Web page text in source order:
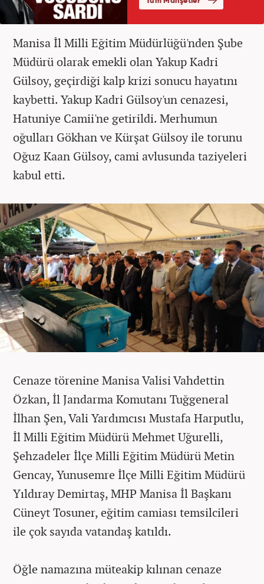
Manisa İl Milli Eğitim Müdürlüğü'nden Şube
Müdürü olarak emekli olan Yakup Kadri
Gülsoy, geçirdiği kalp krizi sonucu hayatını
kaybetti. Yakup Kadri Gülsoy'un cenazesi,
Hatuniye Camii'ne getirildi. Merhumun
oğulları Gökhan ve Kürşat Gülsoy ile torunu
Oğuz Kaan Gülsoy, cami avlusunda taziyeleri
kabul etti.
Cenaze törenine Manisa Valisi Vahdettin
Özkan, İl Jandarma Komutanı Tuğgeneral
İlhan Şen, Vali Yardımcısı Mustafa Harputlu,
İl Milli Eğitim Müdürü Mehmet Uğurelli,
Şehzadeler İlçe Milli Eğitim Müdürü Metin
Gencay, Yunusemre İlçe Milli Eğitim Müdürü
Yıldıray Demirtaş, MHP Manisa İl Başkanı
Cüneyt Tosuner, eğitim camiası temsilcileri
ile çok sayıda vatandaş katıldı.
Öğle namazına müteakip kılınan cenaze